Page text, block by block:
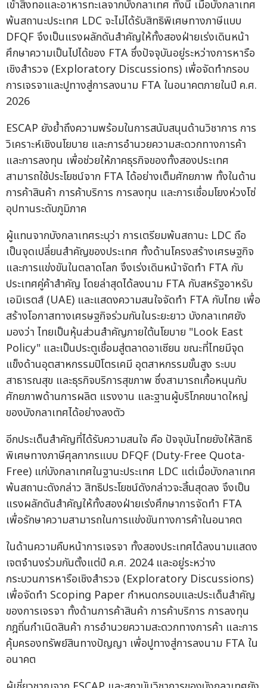
เข้าสิ่งทอและอาหารทะเลจากบังกลาเทศ ทั้งนี้ เมื่อบังกลาเทศ
พ้นสถานะประเทศ LDC จะไม่ได้รับสิทธิพิเศษทางภาษีแบบ
DFQF จึงเป็นแรงผลักดันสำคัญให้ทั้งสองฝ่ายเร่งเดินหน้า
ศึกษาความเป็นไปได้ของ FTA ซึ่งปัจจุบันอยู่ระหว่างการหารือ
เชิงสำรวจ (Exploratory Discussions) เพื่อจัดทำกรอบ
การเจรจาและปูทางสู่การลงนาม FTA ในอนาคตภายในปี ค.ศ.
2026
ESCAP ยังย้ำถึงความพร้อมในการสนับสนุนด้านวิชาการ การ
วิเคราะห์เชิงนโยบาย และการอำนวยความสะดวกทางการค้า
และการลงทุน เพื่อช่วยให้ภาคธุรกิจของทั้งสองประเทศ
สามารถใช้ประโยชน์จาก FTA ได้อย่างเต็มศักยภาพ ทั้งในด้าน
การค้าสินค้า การค้าบริการ การลงทุน และการเชื่อมโยงห่วงโซ่
อุปทานระดับภูมิภาค
ผู้แทนจากบังกลาเทศระบุว่า การเตรียมพ้นสถานะ LDC ถือ
เป็นจุดเปลี่ยนสำคัญของประเทศ ทั้งด้านโครงสร้างเศรษฐกิจ
และการแข่งขันในตลาดโลก จึงเร่งเดินหน้าจัดทำ FTA กับ
ประเทศคู่ค้าสำคัญ โดยล่าสุดได้ลงนาม FTA กับสหรัฐอาหรับ
เอมิเรตส์ (UAE) และแสดงความสนใจจัดทำ FTA กับไทย เพื่อ
สร้างโอกาสทางเศรษฐกิจร่วมกันในระยะยาว บังกลาเทศยัง
มองว่า ไทยเป็นหุ้นส่วนสำคัญภายใต้นโยบาย "Look East
Policy" และเป็นประตูเชื่อมสู่ตลาดอาเซียน ขณะที่ไทยมีจุด
แข็งด้านอุตสาหกรรมปิโตรเคมี อุตสาหกรรมขั้นสูง ระบบ
สาธารณสุข และธุรกิจบริการสุขภาพ ซึ่งสามารถเกื้อหนุนกับ
ศักยภาพด้านการผลิต แรงงาน และฐานผู้บริโภคขนาดใหญ่
ของบังกลาเทศได้อย่างลงตัว
อีกประเด็นสำคัญที่ได้รับความสนใจ คือ ปัจจุบันไทยยังให้สิทธิ
พิเศษทางภาษีศุลกากรแบบ DFQF (Duty-Free Quota-
Free) แก่บังกลาเทศในฐานะประเทศ LDC แต่เมื่อบังกลาเทศ
พ้นสถานะดังกล่าว สิทธิประโยชน์ดังกล่าวจะสิ้นสุดลง จึงเป็น
แรงผลักดันสำคัญให้ทั้งสองฝ่ายเร่งศึกษาการจัดทำ FTA
เพื่อรักษาความสามารถในการแข่งขันทางการค้าในอนาคต
ในด้านความคืบหน้าการเจรจา ทั้งสองประเทศได้ลงนามแสดง
เจตจำนงร่วมกันตั้งแต่ปี ค.ศ. 2024 และอยู่ระหว่าง
กระบวนการหารือเชิงสำรวจ (Exploratory Discussions)
เพื่อจัดทำ Scoping Paper กำหนดกรอบและประเด็นสำคัญ
ของการเจรจา ทั้งด้านการค้าสินค้า การค้าบริการ การลงทุน
กฎถิ่นกำเนิดสินค้า การอำนวยความสะดวกทางการค้า และการ
คุ้มครองทรัพย์สินทางปัญญา เพื่อปูทางสู่การลงนาม FTA ใน
อนาคต